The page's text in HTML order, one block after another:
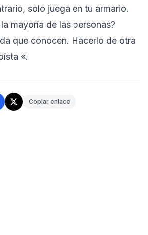
solo juega en tu armario.
mayoría de las personas?
que conocen. Hacerlo de otra
«.
Copiar enlace